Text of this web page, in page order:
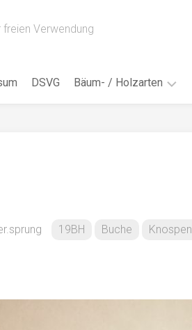
Verwendung
DSVG Bäum- / Holzarten
19BH Buche Knospen